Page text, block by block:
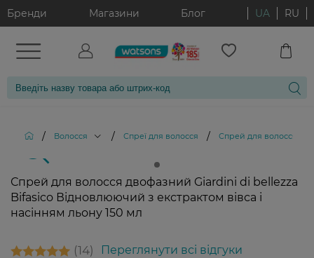
Бренди Магазини Блог UA RU
/ Волосся / Спреї для волосся / Спрей для волосся
Спрей для волосся двофазний Giardini di bellezza
Bifasico Відновлюючий з екстрактом вівса і
насінням льону 150 мл
14 Переглянути всі відгуки